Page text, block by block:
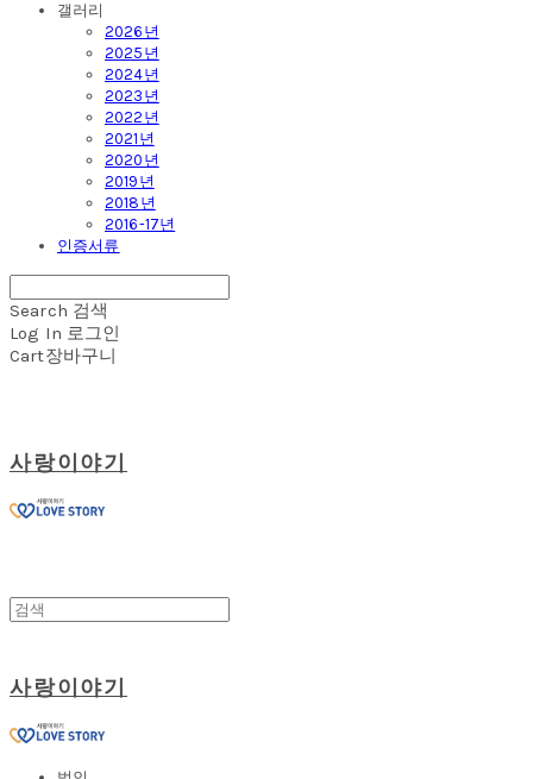
갤러리
2026년
2025년
2024년
2023년
2022년
2021년
2020년
2019년
2018년
2016-17년
인증서류
Search 검색
Log In 로그인
Cart장바구니
사랑이야기
사랑이야기